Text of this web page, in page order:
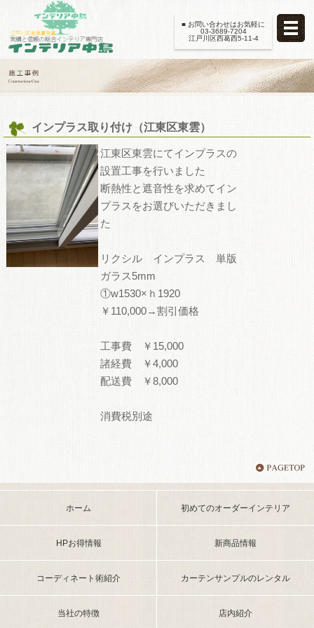
■ お問い合わせはお気軽に
03-3689-7204
江戸川区西葛西5-11-4
インプラス取り付け（江東区東雲）
江東区東雲にてインプラスの
設置工事を行いました
断熱性と遮音性を求めてイン
プラスをお選びいただきまし
た
リクシル インプラス 単版
ガラス5mm
①w1530×ｈ1920
￥110,000→割引価格
工事費 ￥15,000
諸経費 ￥4,000
配送費 ￥8,000
消費税別途
ホーム 初めてのオーダーインテリア
HPお得情報 新商品情報
コーディネート術紹介 カーテンサンプルのレンタル
当社の特徴 店内紹介